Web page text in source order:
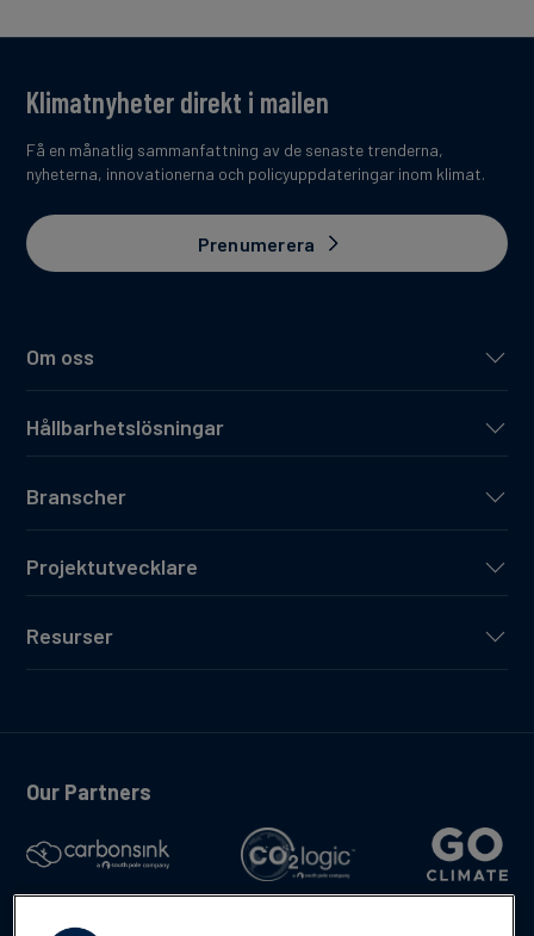
Om oss
Hållbarhetslösningar
Branscher
Projektutvecklare
Resurser
Klimatnyheter direkt i mailen
Få en månatlig sammanfattning av de senaste trenderna,
nyheterna, innovationerna och policyuppdateringar inom klimat.
Prenumerera
Our Partners